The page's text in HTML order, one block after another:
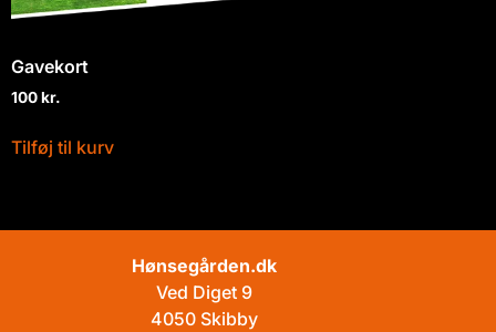
Gavekort
100kr.
Tilføj til kurv
Hønsegården.dk
Ved Diget 9
4050 Skibby